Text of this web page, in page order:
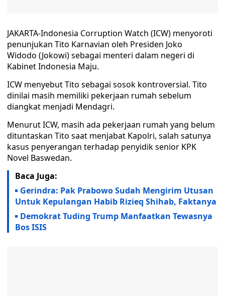
JAKARTA-Indonesia Corruption Watch (ICW) menyoroti
penunjukan Tito Karnavian oleh Presiden Joko
Widodo (Jokowi) sebagai menteri dalam negeri di
Kabinet Indonesia Maju.
ICW menyebut Tito sebagai sosok kontroversial. Tito
dinilai masih memiliki pekerjaan rumah sebelum
diangkat menjadi Mendagri.
Menurut ICW, masih ada pekerjaan rumah yang belum
dituntaskan Tito saat menjabat Kapolri, salah satunya
kasus penyerangan terhadap penyidik senior KPK
Novel Baswedan.
Baca Juga:
Gerindra: Pak Prabowo Sudah Mengirim Utusan
Untuk Kepulangan Habib Rizieq Shihab, Faktanya
Demokrat Tuding Trump Manfaatkan Tewasnya
Bos ISIS